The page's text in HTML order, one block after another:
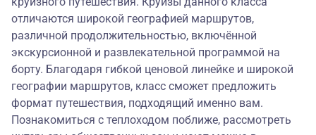
отличаются широкой географией маршрутов,
различной продолжительностью, включённой
экскурсионной и развлекательной программой на
борту. Благодаря гибкой ценовой линейке и широкой
географии маршрутов, класс сможет предложить
формат путешествия, подходящий именно вам.
Познакомиться с теплоходом поближе, рассмотреть